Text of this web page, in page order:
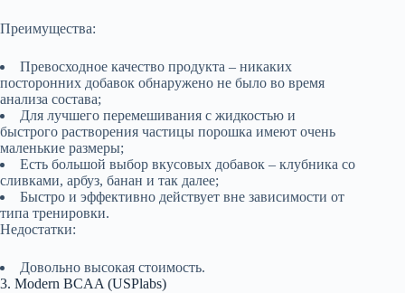
Преимущества:
Превосходное качество продукта – никаких
посторонних добавок обнаружено не было во время
анализа состава;
Для лучшего перемешивания с жидкостью и
быстрого растворения частицы порошка имеют очень
маленькие размеры;
Есть большой выбор вкусовых добавок – клубника со
сливками, арбуз, банан и так далее;
Быстро и эффективно действует вне зависимости от
типа тренировки.
Недостатки:
Довольно высокая стоимость.
3. Modern BCAA (USPlabs)